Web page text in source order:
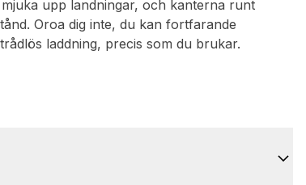
upp landningar, och kanterna runt
Oroa dig inte, du kan fortfarande
laddning, precis som du brukar.